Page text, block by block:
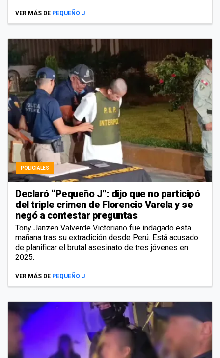
VER MÁS DE PEQUEÑO J
POLICIALES
Declaró “Pequeño J”: dijo que no participó
del triple crimen de Florencio Varela y se
negó a contestar preguntas
Tony Janzen Valverde Victoriano fue indagado esta
mañana tras su extradición desde Perú. Está acusado
de planificar el brutal asesinato de tres jóvenes en
2025.
VER MÁS DE PEQUEÑO J